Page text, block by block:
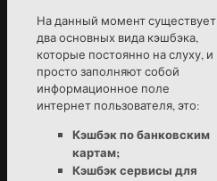
На данный момент существует
два основных вида кэшбэка,
которые постоянно на слуху, и
просто заполняют собой
информационное поле
интернет пользователя, это:
Кэшбэк по банковским
картам;
Кэшбэк сервисы для